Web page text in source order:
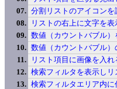
分割リストのアイコンを
リストの右上に文字を表
数値（カウントバブル）
数値（カウントバブル
リスト項目に画像を入れ
検索フィルタを表示し
検索フィルタエリア内